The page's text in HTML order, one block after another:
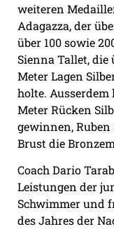
weiteren
Adagazza, der
über 100 sowie
Sienna Tallet, die
Meter Lagen
holte.
Meter Rücken
gewinnen, Ruben
Brust die
Coach Dario
Leistungen der
Schwimmer und
des Jahres der